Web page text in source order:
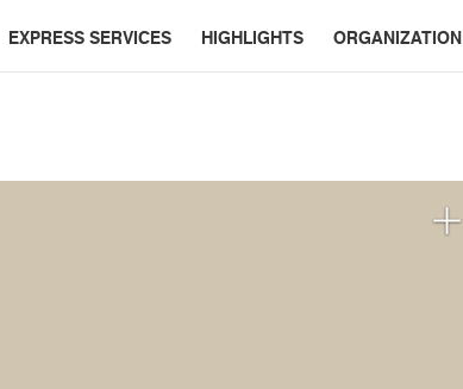
EXPRESS SERVICES HIGHLIGHTS ORGANIZATION